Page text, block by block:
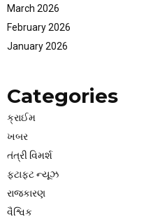
March 2026
February 2026
January 2026
Categories
ક્રાઈમ
ખબર
તંત્રી વિમર્શ
ફટાફટ ન્યૂઝ
રાજકારણ
વૈશ્વિક